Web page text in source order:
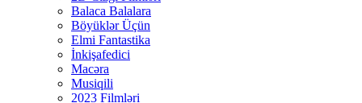
Balaca Balalara
Böyüklər Üçün
Elmi Fantastika
İnkişafedici
Macəra
Musiqili
2023 Filmləri